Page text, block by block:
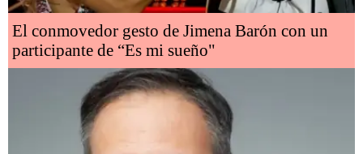
El conmovedor gesto de Jimena Barón con un
participante de “Es mi sueño"